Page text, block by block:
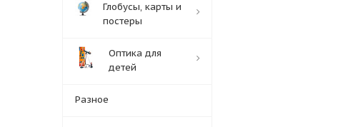
Глобусы, карты и
постеры
Оптика для
детей
Разное